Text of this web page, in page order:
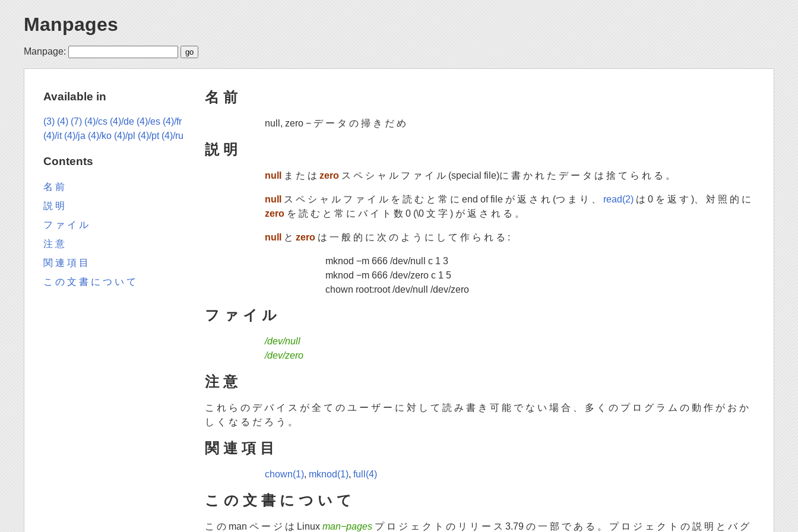
Manpages
Manpage:
名 前
null, zero − デ ー タ の 掃 き だ め
説 明
null ま た はzero ス ペ シ ャ ル フ ァ イ ル (special file)に 書 か れ た デ ー タ は 捨 て ら れ る 。
null ス ペ シ ャ ル フ ァ イ ル を 読 む と 常 に end of file が 返 さ れ (つ ま り 、 read(2) は 0 を 返 す )、 対 照 的 に
zero を 読 む と 常 に バ イ ト 数 0 (\0 文 字 ) が 返 さ れ る 。
null とzero は 一 般 的 に 次 の よ う に し て 作 ら れ る :
mknod −m 666 /dev/null c 1 3
mknod −m 666 /dev/zero c 1 5
chown root:root /dev/null /dev/zero
フ ァ イ ル
/dev/null
/dev/zero
注 意
こ れ ら の デ バ イ ス が 全 て の ユ ー ザ ー に 対 し て 読 み 書 き 可 能 で な い 場 合 、 多 く の プ ロ グ ラ ム の 動 作 が お か
し く な る だ ろ う 。
関 連 項 目
chown(1), mknod(1),full(4)
こ の 文 書 に つ い て
こ の man ペ ー ジ は Linux man−pagesプ ロ ジ ェ ク ト の リ リ ー ス 3.79 の 一 部 で あ る 。 プ ロ ジ ェ ク ト の 説 明 と バ グ
Available in
(3) (4) (7) (4)/cs (4)/de (4)/es (4)/fr
(4)/it (4)/ja (4)/ko (4)/pl (4)/pt (4)/ru
Contents
名 前
説 明
フ ァ イ ル
注 意
関 連 項 目
こ の 文 書 に つ い て